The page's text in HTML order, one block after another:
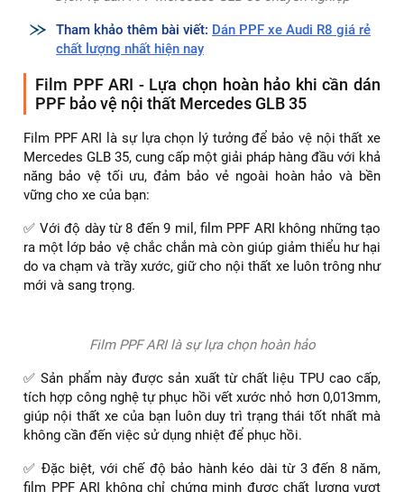
Tham khảo thêm bài viết:Dán PPF xe Audi R8 giá rẻ
chất lượng nhất hiện nay
Film PPF ARI là sự lựa chọn lý tưởng để bảo vệ nội thất xe
Mercedes GLB 35, cung cấp một giải pháp hàng đầu với khả
năng bảo vệ tối ưu, đảm bảo vẻ ngoài hoàn hảo và bền
vững cho xe của bạn:
✅ Với độ dày từ 8 đến 9 mil, film PPF ARI không những tạo
ra một lớp bảo vệ chắc chắn mà còn giúp giảm thiểu hư hại
do va chạm và trầy xước, giữ cho nội thất xe luôn trông như